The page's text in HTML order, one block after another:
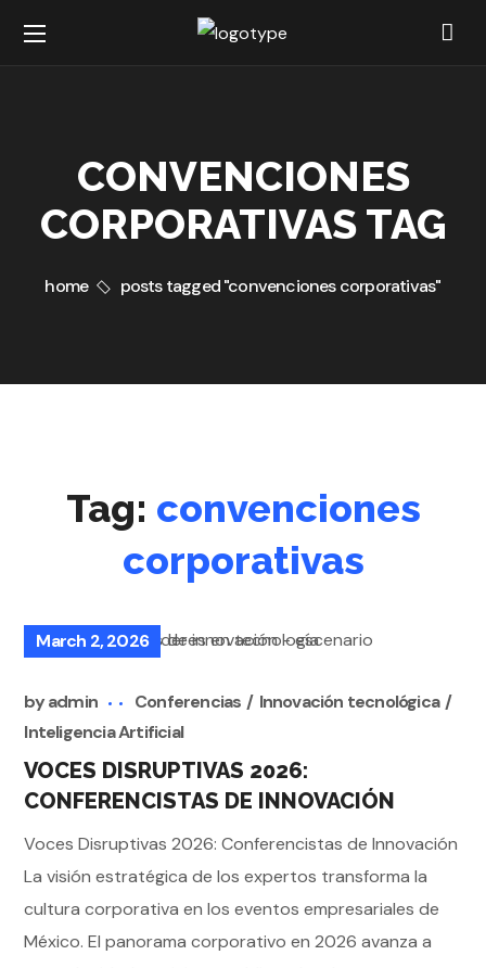
CONVENCIONES
CORPORATIVAS TAG
home posts tagged "convenciones corporativas"
Tag: convenciones
corporativas
March 2, 2026
byadmin Conferencias
Innovación tecnológica
Inteligencia Artificial
VOCES DISRUPTIVAS 2026:
CONFERENCISTAS DE INNOVACIÓN
Voces Disruptivas 2026: Conferencistas de Innovación
La visión estratégica de los expertos transforma la
cultura corporativa en los eventos empresariales de
México. El panorama corporativo en 2026 avanza a